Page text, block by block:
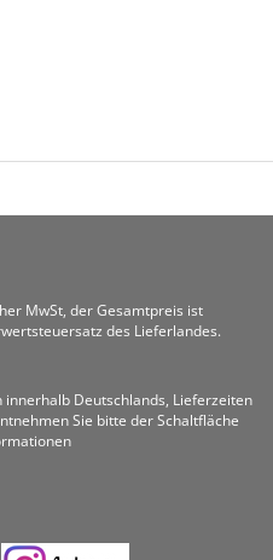
MwSt, der Gesamtpreis ist
des Lieferlandes.
innerhalb Deutschlands, Lieferzeiten
Sie bitte der Schaltfläche